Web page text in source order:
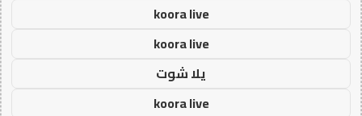
koora live
koora live
يلا شوت
koora live